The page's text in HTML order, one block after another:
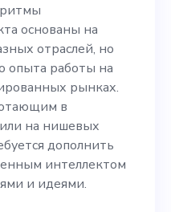
основаны на
отраслей, но
опыта работы на
рынках.
в
на нишевых
дополнить
интеллектом
и идеями.